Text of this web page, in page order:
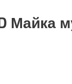
Майка